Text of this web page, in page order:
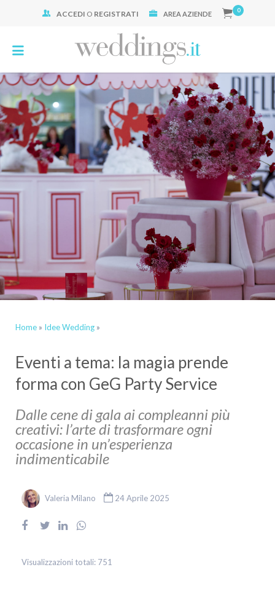
ACCEDI O REGISTRATI AREA AZIENDE 0
Home » Idee Wedding »
Eventi a tema: la magia prende
forma con GeG Party Service
Dalle cene di gala ai compleanni più
creativi: l’arte di trasformare ogni
occasione in un’esperienza
indimenticabile
Valeria Milano 24 Aprile 2025
Visualizzazioni totali: 751